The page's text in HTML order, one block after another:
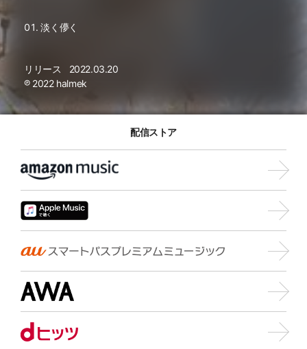
淡く儚く
リリース
2022.03.20
℗ 2022 halmek
配信ストア